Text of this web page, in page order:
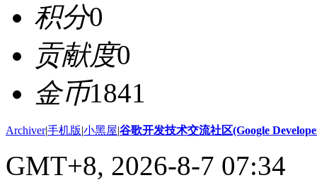
积分0
贡献度0
金币1841
Archiver|手机版|小黑屋|谷歌开发技术交流社区(Google
GMT+8, 2026-8-7 07:34